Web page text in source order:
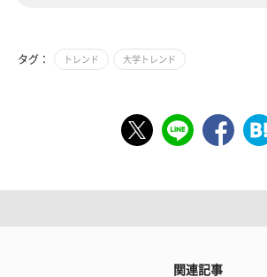
タグ： トレンド 大学トレンド
関連記事